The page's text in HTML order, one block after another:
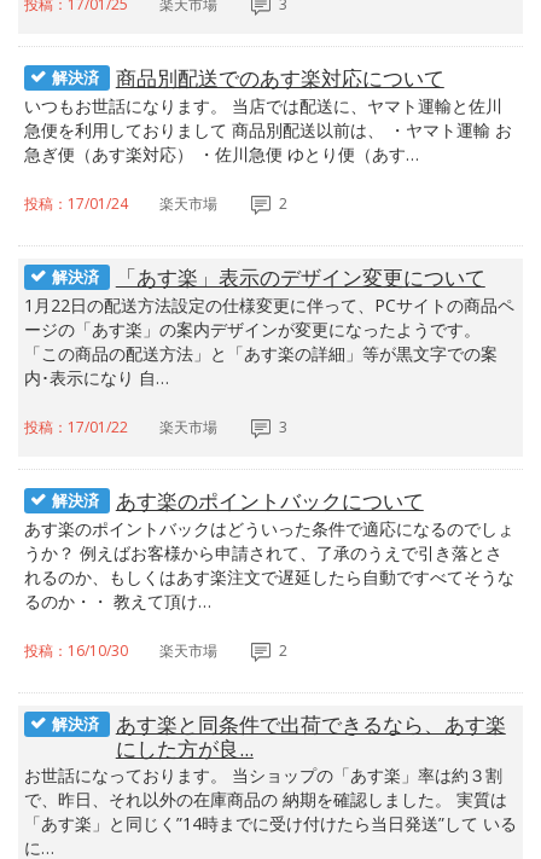
投稿：17/01/25 楽天市場 3
解決済 商品別配送でのあす楽対応について
いつもお世話になります。 当店では配送に、ヤマト運輸と佐川
急便を利用しておりまして 商品別配送以前は、 ・ヤマト運輸 お
急ぎ便（あす楽対応） ・佐川急便 ゆとり便（あす…
投稿：17/01/24 楽天市場 2
解決済 「あす楽」表示のデザイン変更について
1月22日の配送方法設定の仕様変更に伴って、PCサイトの商品ペ
ージの「あす楽」の案内デザインが変更になったようです。
「この商品の配送方法」と「あす楽の詳細」等が黒文字での案
内･表示になり 自…
投稿：17/01/22 楽天市場 3
解決済 あす楽のポイントバックについて
あす楽のポイントバックはどういった条件で適応になるのでしょ
うか？ 例えばお客様から申請されて、了承のうえで引き落とさ
れるのか、もしくはあす楽注文で遅延したら自動ですべてそうな
るのか・・ 教えて頂け…
投稿：16/10/30 楽天市場 2
解決済
あす楽と同条件で出荷できるなら、あす楽
にした方が良...
お世話になっております。 当ショップの「あす楽」率は約３割
で、昨日、それ以外の在庫商品の 納期を確認しました。 実質は
「あす楽」と同じく”14時までに受け付けたら当日発送”して いる
に…